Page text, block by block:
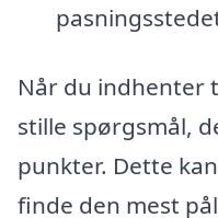
Når du indhenter
stille spørgsmål,
punkter. Dette
finde den mest